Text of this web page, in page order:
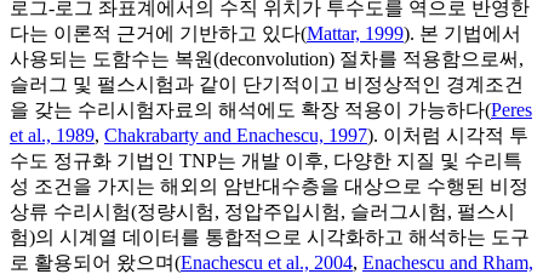
로그-로그 좌표계에서의 수직 위치가 투수도를 역으로 반영한
다는 이론적 근거에 기반하고 있다(Mattar, 1999). 본 기법에서
사용되는 도함수는 복원(deconvolution) 절차를 적용함으로써,
슬러그 및 펄스시험과 같이 단기적이고 비정상적인 경계조건
을 갖는 수리시험자료의 해석에도 확장 적용이 가능하다(Peres
et al., 1989, Chakrabarty and Enachescu, 1997). 이처럼 시각적 투
수도 정규화 기법인 TNP는 개발 이후, 다양한 지질 및 수리특
성 조건을 가지는 해외의 암반대수층을 대상으로 수행된 비정
상류 수리시험(정량시험, 정압주입시험, 슬러그시험, 펄스시
험)의 시계열 데이터를 통합적으로 시각화하고 해석하는 도구
로 활용되어 왔으며(Enachescu et al., 2004, Enachescu and Rham,